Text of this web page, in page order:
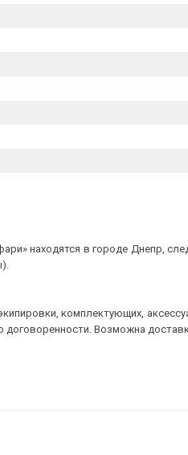
находятся в городе Днепр,
комплектующих,
договоренности. Возможна